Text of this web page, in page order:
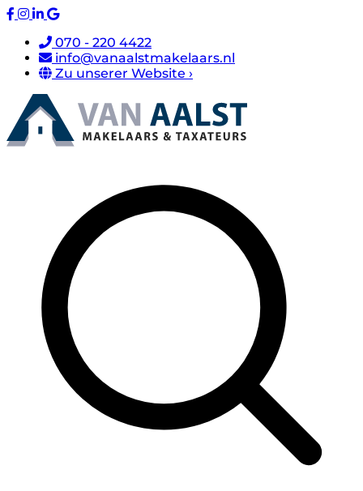
070 - 220 4422
info@vanaalstmakelaars.nl
Zu unserer Website ›